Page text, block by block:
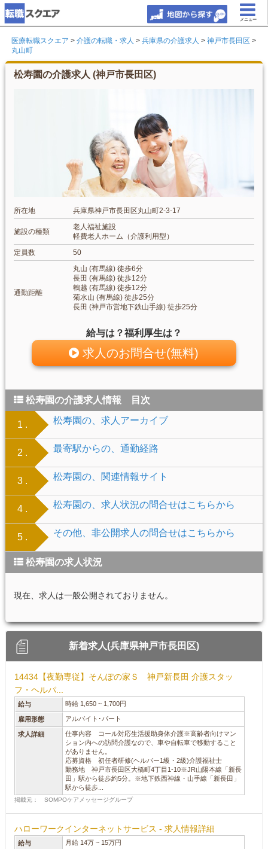
メニュー
医療転職スクエア > 介護の転職・求人 > 兵庫県の介護求人 > 神戸市長田区 >
丸山町
松寿園の介護求人 (神戸市長田区)
所在地 兵庫県神戸市長田区丸山町2-3-17
施設の種類
老人福祉施設
軽費老人ホーム（介護利用型）
定員数
50
通勤距離
丸山 (有馬線) 徒歩6分
長田 (有馬線) 徒歩12分
鵯越 (有馬線) 徒歩12分
菊水山 (有馬線) 徒歩25分
長田 (神戸市営地下鉄山手線) 徒歩25分
給与は？福利厚生は？
求人のお問合せ(無料)
松寿園の介護求人情報 目次
1 . 松寿園の、求人アーカイブ
2 . 最寄駅からの、通勤経路
3 . 松寿園の、関連情報サイト
4 . 松寿園の、求人状況の問合せはこちらから
5 . その他、非公開求人の問合せはこちらから
松寿園の求人状況
現在、求人は一般公開されておりません。
新着求人(兵庫県神戸市長田区)
14434【夜勤専従】そんぽの家Ｓ 神戸新長田 介護スタッ
フ・ヘルパ...
給与 時給 1,650 ~ 1,700円
雇用形態 アルバイト･パート
求人詳細
仕事内容 コール対応生活援助身体介護※高齢者向けマン
ション内への訪問介護なので、車や自転車で移動すること
がありません。
応募資格 初任者研修(ヘルパー1級・2級)介護福祉士
勤務地 神戸市長田区大橋町4丁目1-10※JR山陽本線「新長
田」駅から徒歩約5分。※地下鉄西神線・山手線「新長田」
駅から徒歩...
掲載元： SOMPOケアメッセージグループ
ハローワークインターネットサービス - 求人情報詳細
給与 月給 14万 ~ 15万円